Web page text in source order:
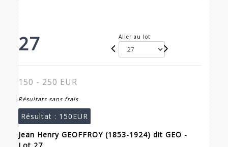
27 Aller au lot
150 - 250 EUR
Résultats sans frais
Résultat : 150EUR
Jean Henry GEOFFROY (1853-1924) dit GEO -